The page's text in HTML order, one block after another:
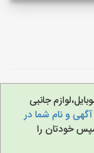
جانبی
و نام شما در
خودتان را